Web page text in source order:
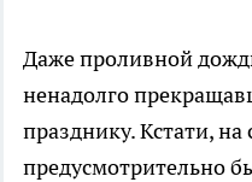
Даже проливной
ненадолго
празднику. Кстати, на
предусмотрительно